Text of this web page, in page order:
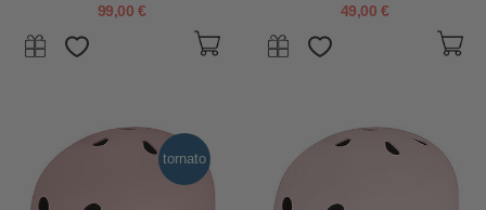
99,00 € 49,00 €
tornato